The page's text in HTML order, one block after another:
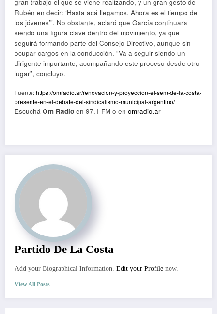
gran trabajo el que se viene realizando, y un gran gesto de
Rubén en decir: ‘Hasta acá llegamos. Ahora es el tiempo de
los jóvenes’”. No obstante, aclaró que García continuará
siendo una figura clave dentro del movimiento, ya que
seguirá formando parte del Consejo Directivo, aunque sin
ocupar cargos en la conducción. “Va a seguir siendo un
dirigente importante, acompañando este proceso desde otro
lugar”, concluyó.
Fuente:https://omradio.ar/renovacion-y-proyeccion-el-sem-de-la-costa-
presente-en-el-debate-del-sindicalismo-municipal-argentino/
Escuchá Om Radio en 97.1 FM o en omradio.ar
Partido De La Costa
Add your Biographical Information. Edit your Profile now.
View All Posts